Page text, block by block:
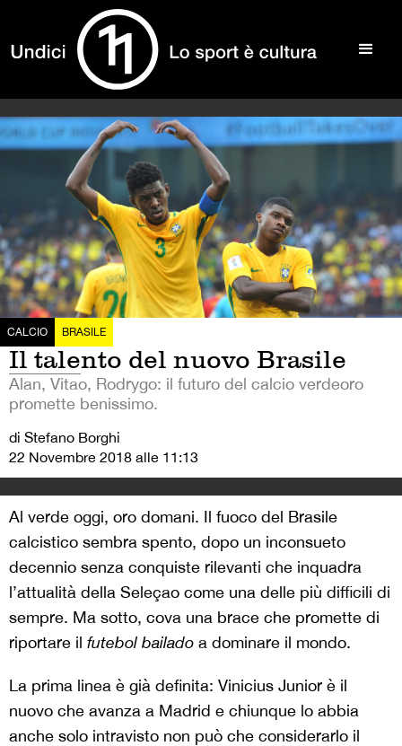
CALCIO BRASILE
Il talento del nuovo Brasile
Alan, Vitao, Rodrygo: il futuro del calcio verdeoro
promette benissimo.
di Stefano Borghi
22 Novembre 2018 alle 11:13
Al verde oggi, oro domani. Il fuoco del Brasile
calcistico sembra spento, dopo un inconsueto
decennio senza conquiste rilevanti che inquadra
l’attualità della Seleçao come una delle più difficili di
sempre. Ma sotto, cova una brace che promette di
riportare il futebol bailado a dominare il mondo.
La prima linea è già definita: Vinicius Junior è il
nuovo che avanza a Madrid e chiunque lo abbia
anche solo intravisto non può che considerarlo il